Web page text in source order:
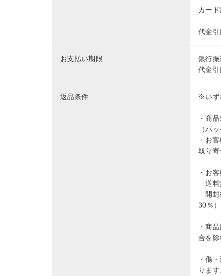
カー
代金
お支払い期限
銀行
代金
返品条件 ※いず
・商
（パ
・お
取り
・お
送料
開封
30％
・商
合を
・傷
りま